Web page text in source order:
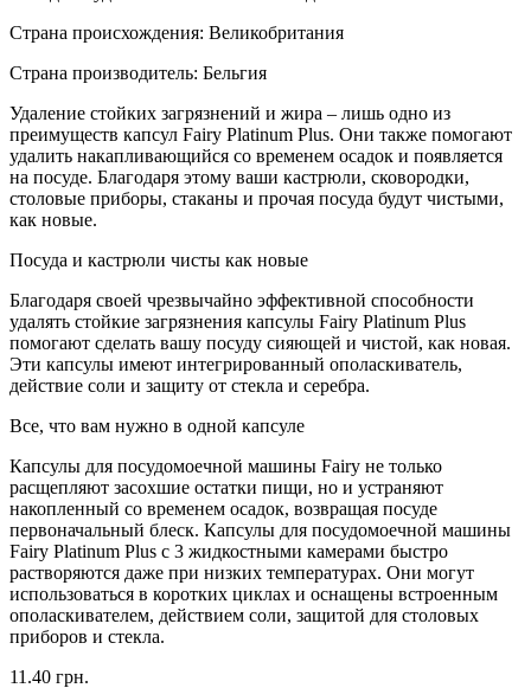
Страна происхождения: Великобритания
Страна производитель: Бельгия
Удаление стойких загрязнений и жира – лишь одно из
преимуществ капсул Fairy Platinum Plus. Они также помогают
удалить накапливающийся со временем осадок и появляется
на посуде. Благодаря этому ваши кастрюли, сковородки,
столовые приборы, стаканы и прочая посуда будут чистыми,
как новые.
Посуда и кастрюли чисты как новые
Благодаря своей чрезвычайно эффективной способности
удалять стойкие загрязнения капсулы Fairy Platinum Plus
помогают сделать вашу посуду сияющей и чистой, как новая.
Эти капсулы имеют интегрированный ополаскиватель,
действие соли и защиту от стекла и серебра.
Все, что вам нужно в одной капсуле
Капсулы для посудомоечной машины Fairy не только
расщепляют засохшие остатки пищи, но и устраняют
накопленный со временем осадок, возвращая посуде
первоначальный блеск. Капсулы для посудомоечной машины
Fairy Platinum Plus с 3 жидкостными камерами быстро
растворяются даже при низких температурах. Они могут
использоваться в коротких циклах и оснащены встроенным
ополаскивателем, действием соли, защитой для столовых
приборов и стекла.
11.40 грн.